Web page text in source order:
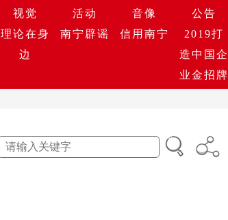
视觉 活动 音像
公告
理论在身
边
南宁辟谣 信用南宁
2019打
造中国企
业金招牌